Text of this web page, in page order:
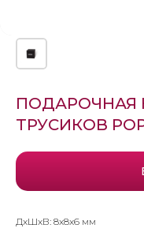
ПОДАРОЧНАЯ
ТРУСИКОВ
ДxШxВ: 8x8x6 мм